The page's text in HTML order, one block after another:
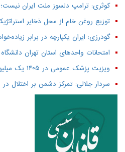
کوثری: ترامپ دلسوز ملت ایران
توزیع روغن خام از محل ذخایر
گودرزی: ایران یکپارچه در برابر
امتحانات واحدهای استان تهران
ویزیت پزشک عمومی در ۱۴۰۵ یک میلیون تومان است
سردار جلالی: تمرکز دشمن بر اختلال